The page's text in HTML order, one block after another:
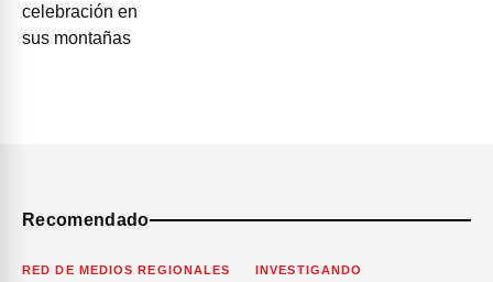
Recomendado
RED DE MEDIOS REGIONALES INVESTIGANDO